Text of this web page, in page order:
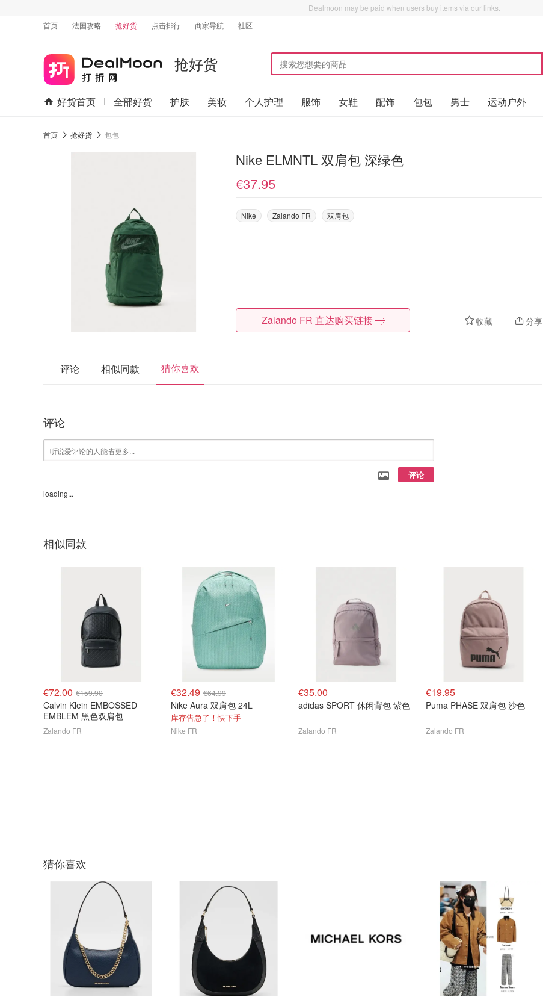
Dealmoon may be paid when users buy items via our links.
首页
法国攻略 抢好货 点击排行 商家导航 社区
抢好货
好货首页 全部好货 护肤 美妆 个人护理 服饰 女鞋 配饰 包包 男士 运动户外
首页 抢好货 包包
Nike ELMNTL 双肩包 深绿色
€37.95
Nike Zalando FR 双肩包
收藏 分享
Zalando FR 直达购买链接
评论 相似同款 猜你喜欢
评论
评论
loading...
相似同款
€72.00 €159.90
Calvin Klein EMBOSSED
EMBLEM 黑色双肩包
Zalando FR
€32.49 €64.99
Nike Aura 双肩包 24L
库存告急了！快下手
Nike FR
€35.00
adidas SPORT 休闲背包 紫色
Zalando FR
€19.95
Puma PHASE 双肩包 沙色
Zalando FR
猜你喜欢